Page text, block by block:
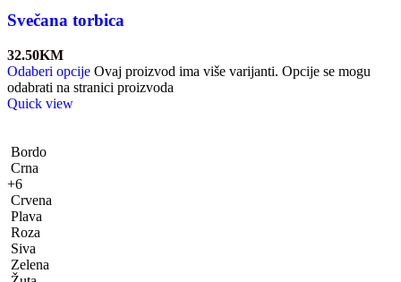
Svečana torbica
32.50KM
Odaberi opcije Ovaj proizvod ima više varijanti. Opcije se mogu
odabrati na stranici proizvoda
Quick view
Bordo
Crna
+6
Crvena
Plava
Roza
Siva
Zelena